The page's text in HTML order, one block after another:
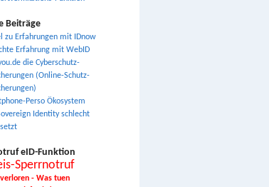
Beiträge
zu Erfahrungen mit IDnow
Erfahrung mit WebID
die Cyberschutz-
(Online-Schutz-
Perso Ökosystem
Identity schlecht
eID-Funktion
Sperrnotruf
- Was tuen